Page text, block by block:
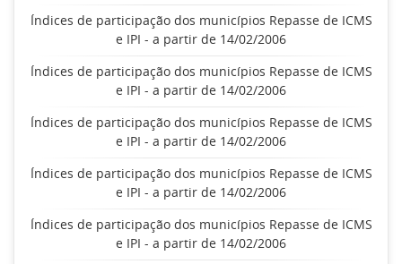
Índices de participação dos municípios Repasse de ICMS
e IPI - a partir de 14/02/2006
Índices de participação dos municípios Repasse de ICMS
e IPI - a partir de 14/02/2006
Índices de participação dos municípios Repasse de ICMS
e IPI - a partir de 14/02/2006
Índices de participação dos municípios Repasse de ICMS
e IPI - a partir de 14/02/2006
Índices de participação dos municípios Repasse de ICMS
e IPI - a partir de 14/02/2006